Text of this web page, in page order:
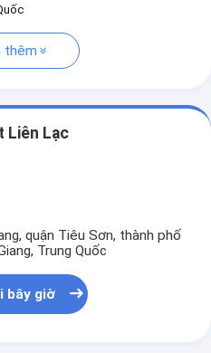
thêm
Liên Lạc
quận Tiêu Sơn, thành phố
Trung Quốc
bây giờ